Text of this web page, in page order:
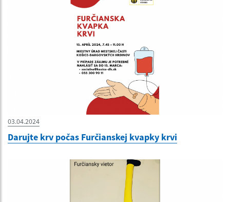
03.04.2024
Darujte krv počas Furčianskej kvapky krvi